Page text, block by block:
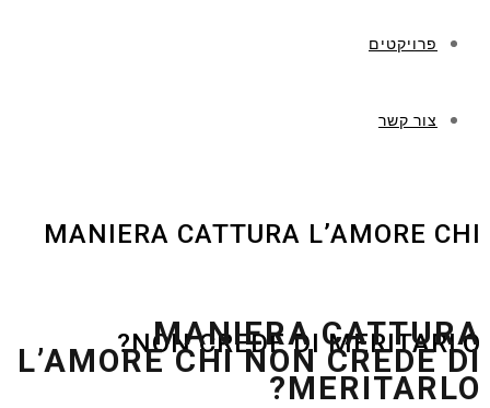
פרויקטים
צור קשר
MANIERA CATTURA L’AMORE CHI
NON CREDE DI MERITARLO?
MANIERA CATTURA
L’AMORE CHI NON CREDE DI
MERITARLO?